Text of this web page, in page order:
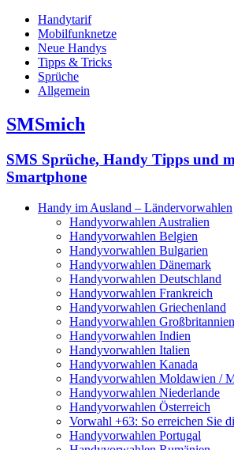
Handytarif
Mobilfunknetze
Neue Handys
Tipps & Tricks
Sprüche
Allgemein
SMSmich
SMS Sprüche, Handy Tipps und
Smartphone
Handy im Ausland – Ländervorwahlen
Handyvorwahlen Australien
Handyvorwahlen Belgien
Handyvorwahlen Bulgarien
Handyvorwahlen Dänemark
Handyvorwahlen Deutschland
Handyvorwahlen Frankreich
Handyvorwahlen Griechenland
Handyvorwahlen Großbritannien
Handyvorwahlen Indien
Handyvorwahlen Italien
Handyvorwahlen Kanada
Handyvorwahlen Moldawien /
Handyvorwahlen Niederlande
Handyvorwahlen Österreich
Vorwahl +63: So erreichen Sie
Handyvorwahlen Portugal